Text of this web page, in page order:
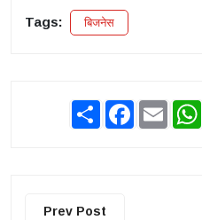
Tags: बिजनेस
Share Facebook
Email
Prev Post